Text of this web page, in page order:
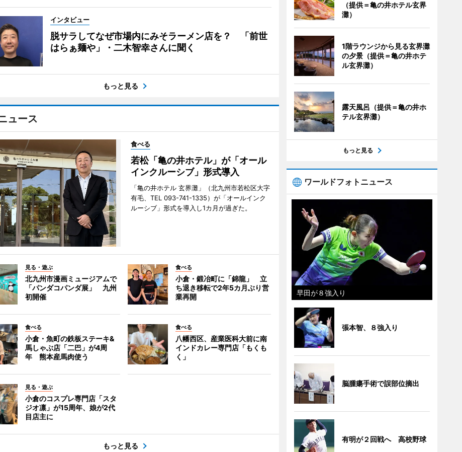
インタビュー
脱サラしてなぜ市場内にみそラーメン店を？ 「前世
はらぁ麺や」・二木智幸さんに聞く
もっと見る
ュース
食べる
若松「亀の井ホテル」が「オール
インクルーシブ」形式導入
「亀の井ホテル 玄界灘」（北九州市若松区大字
有毛、TEL 093-741-1335）が「オールインク
ルーシブ」形式を導入し1カ月が過ぎた。
見る・遊ぶ
北九州市漫画ミュージアムで
「パンダコパンダ展」 九州
初開催
食べる
小倉・鍛冶町に「錦龍」 立
ち退き移転で2年5カ月ぶり営
業再開
食べる
小倉・魚町の鉄板ステーキ&
馬しゃぶ店「二巴」が4周
年 熊本産馬肉使う
食べる
八幡西区、産業医科大前に南
インドカレー専門店「もくも
く」
見る・遊ぶ
小倉のコスプレ専門店「スタ
ジオ凛」が15周年、娘が2代
目店主に
もっと見る
（提供＝亀の井ホテル玄界
灘）
1階ラウンジから見る玄界灘
の夕景（提供＝亀の井ホテ
ル玄界灘）
露天風呂（提供＝亀の井ホ
テル玄界灘）
もっと見る
ワールドフォトニュース
早田が８強入り
張本智、８強入り
脳腫瘍手術で誤部位摘出
有明が２回戦へ 高校野球